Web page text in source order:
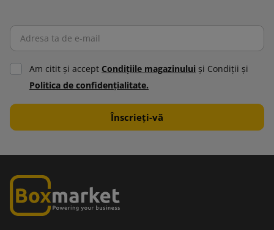
Am citit şi accept Condiţiile magazinului şi Condiţii şi
Politica de confidenţialitate.